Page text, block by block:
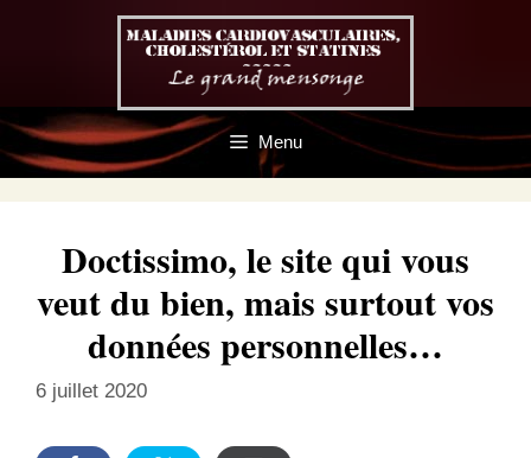
Menu
Doctissimo, le site qui vous
veut du bien, mais surtout vos
données personnelles…
6 juillet 2020